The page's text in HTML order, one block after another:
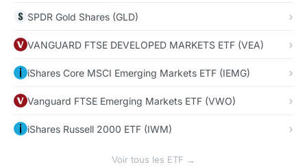
SPDR Gold Shares (GLD)
VANGUARD FTSE DEVELOPED MARKETS ETF (VEA)
iShares Core MSCI Emerging Markets ETF (IEMG)
Vanguard FTSE Emerging Markets ETF (VWO)
iShares Russell 2000 ETF (IWM)
Voir tous les ETF →